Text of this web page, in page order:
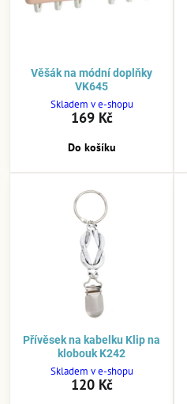
Věšák na módní doplňky
VK645
Skladem v e-shopu
169 Kč
Do košíku
Přívěsek na kabelku Klip na
klobouk K242
Skladem v e-shopu
120 Kč